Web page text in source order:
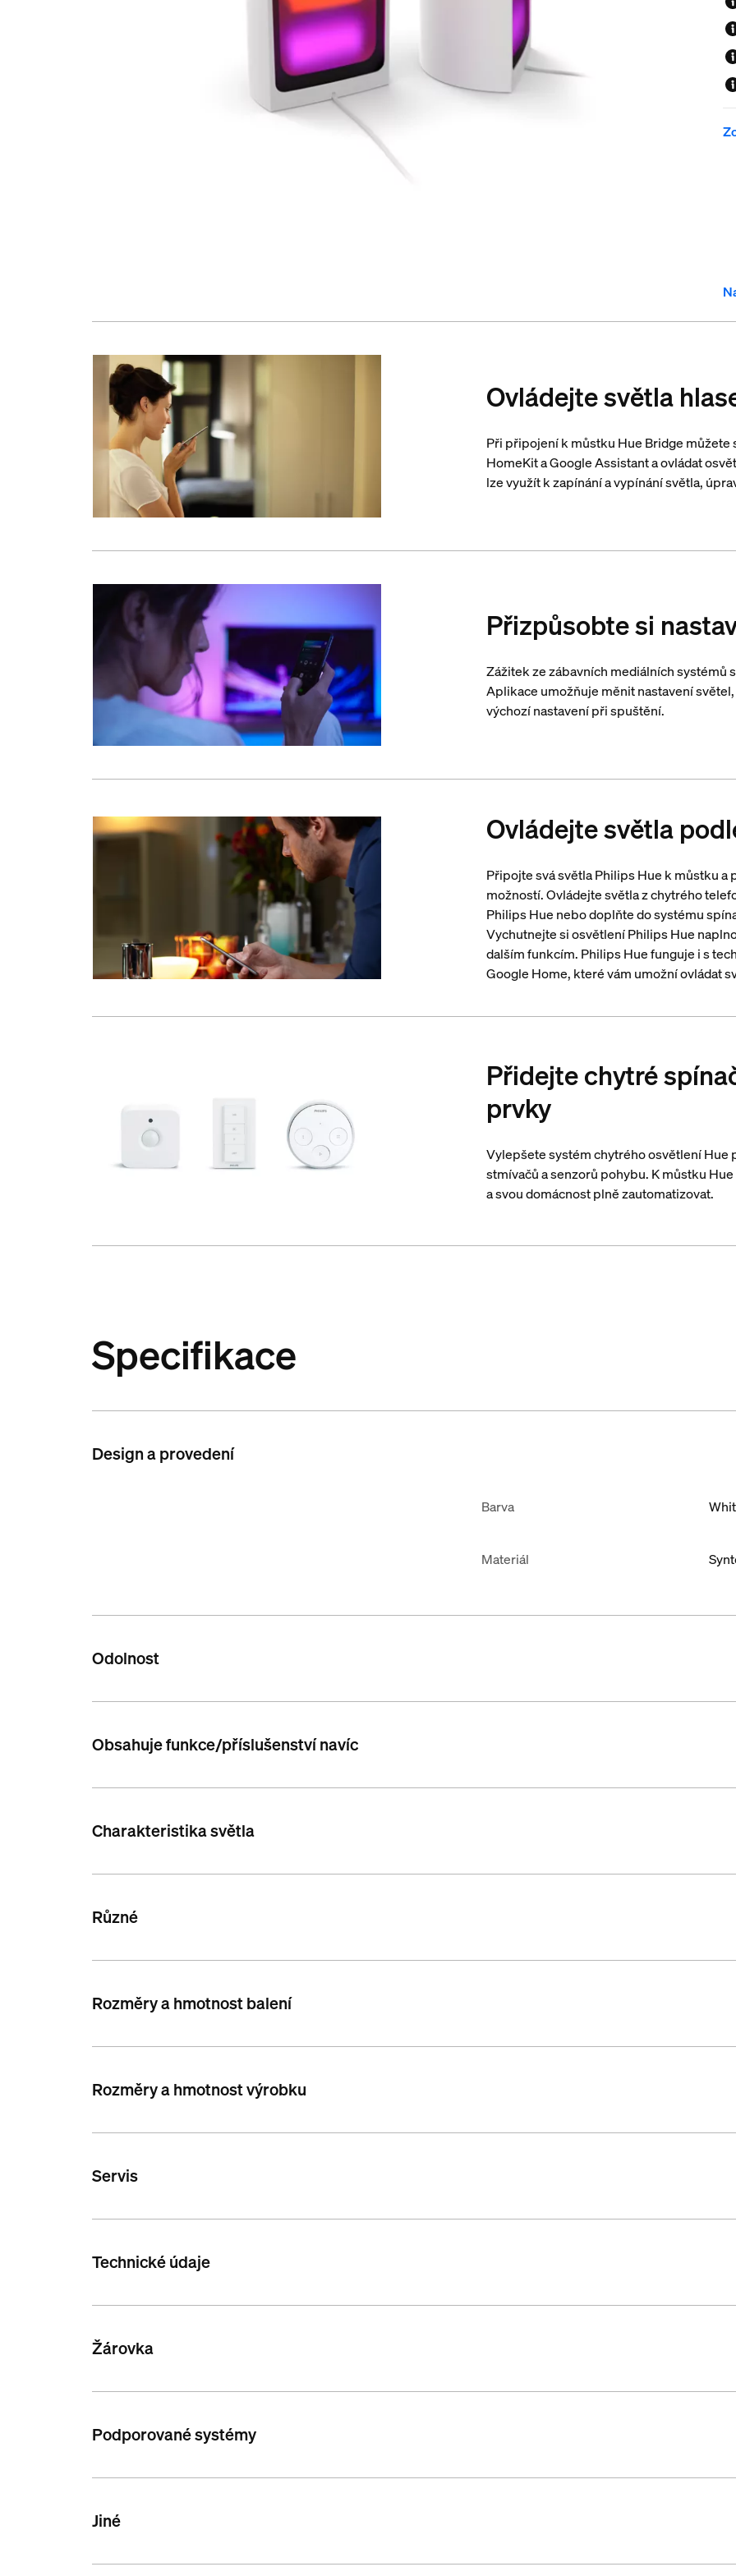
Ovládejte světla
Při připojení k můstku Hue Bridge
HomeKit a Google Assistant a ovládat
lze využít k zapínání a vypínání světla,
Přizpůsobte si
Zážitek ze zábavních mediálních systémů
Aplikace umožňuje měnit nastavení
výchozí nastavení při spuštění.
Ovládejte světla
Připojte svá světla Philips Hue k můstku
možností. Ovládejte světla z chytrého
Philips Hue nebo doplňte do systému
Vychutnejte si osvětlení Philips Hue
dalším funkcím. Philips Hue funguje i s
Google Home, které vám umožní ovládat
Přidejte chytré
prvky
Vylepšete systém chytrého osvětlení
stmívačů a senzorů pohybu. K můstku
a svou domácnost plně zautomatizovat.
Specifikace
Design a provedení
Barva
Materiál
Odolnost
Obsahuje funkce/příslušenství navíc
Charakteristika světla
Různé
Rozměry a hmotnost balení
Rozměry a hmotnost výrobku
Servis
Technické údaje
Žárovka
Podporované systémy
Jiné